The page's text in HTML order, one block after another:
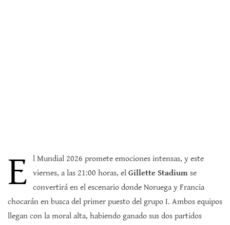
E
l Mundial 2026 promete emociones intensas, y este
viernes, a las 21:00 horas, el Gillette Stadium se
convertirá en el escenario donde Noruega y Francia
chocarán en busca del primer puesto del grupo I. Ambos equipos
llegan con la moral alta, habiendo ganado sus dos partidos